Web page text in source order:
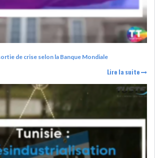
TAXE SUR LE PATR...
FISCALITÉ : LONGUE LISTE
DES ACTIVITÉS Q...
de crise selon la Banque Mondiale
Lire la suite